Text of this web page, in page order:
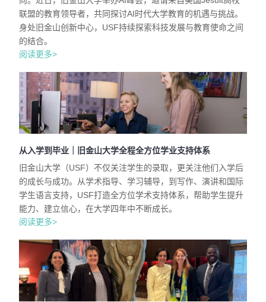
联盟的教育领导者，共同探讨AI时代大学教育的机遇与挑战。
身处旧金山创新中心，USF持续探索科技发展与教育使命之间
的结合。
阅读更多>
从入学到毕业｜旧金山大学全程全方位学业支持体系
旧金山大学（USF）不仅关注学生的录取，更关注他们入学后
的成长与成功。从学术指导、学习辅导，到写作、演讲和国际
学生语言支持，USF打造全方位学术支持体系，帮助学生提升
能力、建立信心，在大学四年中不断成长。
阅读更多>